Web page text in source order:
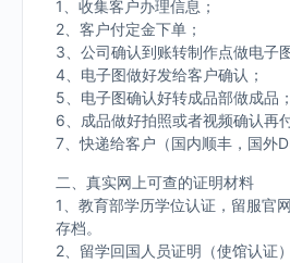
1、收集客户办理信息；
2、客户付定金下单；
3、公司确认到账转制作点做电子
4、电子图做好发给客户确认；
5、电子图确认好转成品部做成品；
6、成品做好拍照或者视频确认再
7、快递给客户（国内顺丰，国外
二、真实网上可查的证明材料
1、教育部学历学位认证，留服官
存档。
2、留学回国人员证明（使馆认证